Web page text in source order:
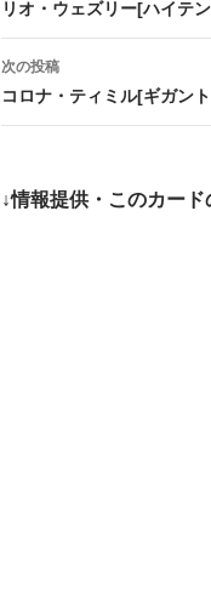
稿
ナ
ビ
ー
リオ・ウェズリー[ハイテ
次の投稿
コロナ・ティミル[ギガン
↓情報提供・このカー